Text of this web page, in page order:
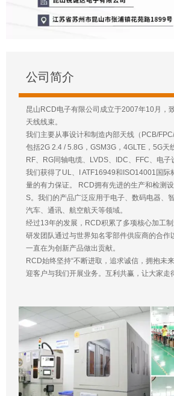
公司简介
昆山RCD电子有限公司成立于2007年10月，
天线线束。
我们主要从事设计和制造内部天线（PCB/
包括2G 2.4 / 5.8G，GSM3G，4GLTE，5G天
RF、RG同轴电缆、LVDS、IDC、FFC、电子
我们获得了UL、I ATF16949和ISO14001国际
量的有力保证。 RCD拥有先进的生产和检测
S。我们的产品广泛应用于电子、数码电器、
汽车、通讯、航空航天等领域。
经过13年的发展，RCD积累了多项核心加工
研发团队通过与世界知名零部件供应商的合作
一直在为创新产品做出贡献。
RCD始终坚持“不断进取，追求诚信，拥抱未
迎客户与我们开展业务。互利共赢，让大家走